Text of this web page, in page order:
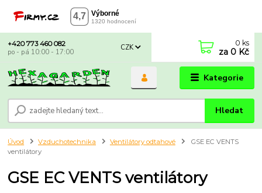
Kategorie
CZK
Hledat
+420 773 460 082
po - pá 10:00 - 17:00
0 ks
za 0 Kč
Úvod Vzduchotechnika Ventilátory odtahové
GSE EC VENTS
ventilátory
GSE EC VENTS ventilátory